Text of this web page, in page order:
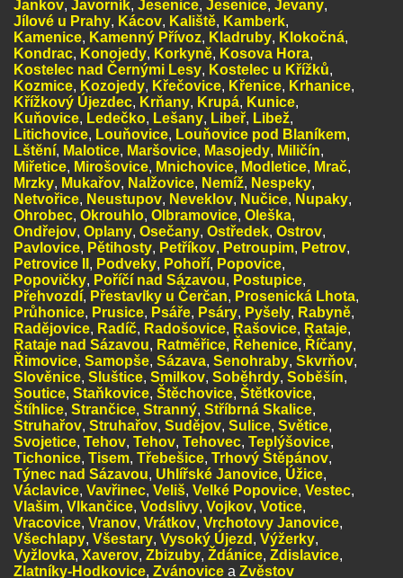
Jankov, Javorník, Jesenice, Jesenice, Jevany,
Jílové u Prahy, Kácov, Kaliště, Kamberk,
Kamenice, Kamenný Přívoz, Kladruby, Klokočná,
Kondrac, Konojedy, Korkyně, Kosova Hora,
Kostelec nad Černými Lesy, Kostelec u Křížků,
Kozmice, Kozojedy, Křečovice, Křenice, Krhanice,
Křížkový Újezdec, Krňany, Krupá, Kunice,
Kuňovice, Ledečko, Lešany, Libeř, Libež,
Litichovice, Louňovice, Louňovice pod Blaníkem,
Lštění, Malotice, Maršovice, Masojedy, Miličín,
Miřetice, Mirošovice, Mnichovice, Modletice, Mrač,
Mrzky, Mukařov, Nalžovice, Nemíž, Nespeky,
Netvořice, Neustupov, Neveklov, Nučice, Nupaky,
Ohrobec, Okrouhlo, Olbramovice, Oleška,
Ondřejov, Oplany, Osečany, Ostředek, Ostrov,
Pavlovice, Pětihosty, Petříkov, Petroupim, Petrov,
Petrovice II , Podveky, Pohoří, Popovice,
Popovičky, Poříčí nad Sázavou, Postupice,
Přehvozdí, Přestavlky u Čerčan, Prosenická Lhota,
Průhonice, Prusice, Psáře, Psáry, Pyšely, Rabyně,
Radějovice, Radíč, Radošovice, Rašovice, Rataje,
Rataje nad Sázavou, Ratměřice, Řehenice, Říčany,
Řimovice, Samopše, Sázava, Senohraby, Skvrňov,
Slověnice, Sluštice, Smilkov, Soběhrdy, Soběšín,
Soutice, Staňkovice, Štěchovice, Štětkovice,
Štíhlice, Strančice, Stranný, Stříbrná Skalice,
Struhařov, Struhařov, Sudějov, Sulice, Světice,
Svojetice, Tehov, Tehov, Tehovec, Teplýšovice,
Tichonice, Tisem, Třebešice, Trhový Štěpánov,
Týnec nad Sázavou, Uhlířské Janovice, Úžice,
Václavice, Vavřinec, Veliš, Velké Popovice, Vestec,
Vlašim, Vlkančice, Vodslivy, Vojkov, Votice,
Vracovice, Vranov, Vrátkov, Vrchotovy Janovice,
Všechlapy, Všestary, Vysoký Újezd , Výžerky,
Vyžlovka, Xaverov, Zbizuby, Ždánice, Zdislavice,
Zlatníky-Hodkovice, Zvánovice a Zvěstov